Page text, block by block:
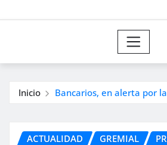
Inicio Bancarios, en alerta por
ACTUALIDAD GREMIAL